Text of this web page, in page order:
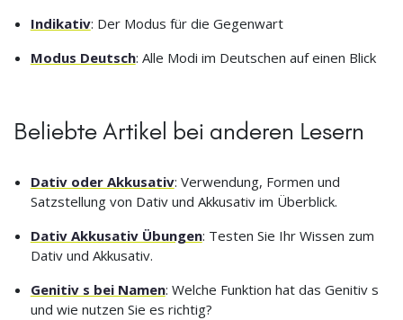
Indikativ: Der Modus für die Gegenwart
Modus Deutsch: Alle Modi im Deutschen auf einen Blick
Beliebte Artikel bei anderen Lesern
Dativ oder Akkusativ: Verwendung, Formen und
Satzstellung von Dativ und Akkusativ im Überblick.
Dativ Akkusativ Übungen: Testen Sie Ihr Wissen zum
Dativ und Akkusativ.
Genitiv s bei Namen: Welche Funktion hat das Genitiv s
und wie nutzen Sie es richtig?